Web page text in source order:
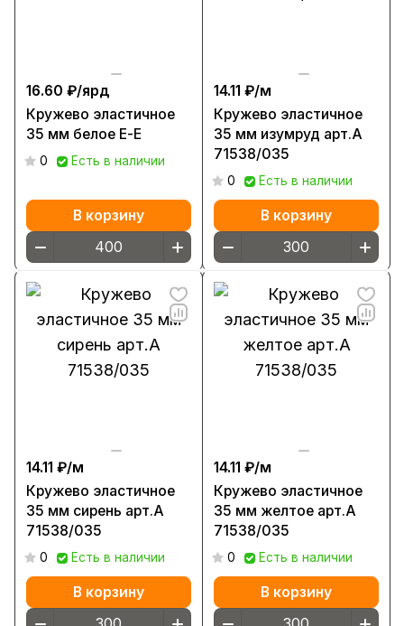
16.60 ₽/ярд
Кружево эластичное
35 мм белое Е-Е
0 Есть в наличии
В корзину
14.11 ₽/м
Кружево эластичное
35 мм изумруд арт.А
71538/035
0 Есть в наличии
В корзину
14.11 ₽/м
Кружево эластичное
35 мм сирень арт.А
71538/035
0 Есть в наличии
В корзину
14.11 ₽/м
Кружево эластичное
35 мм желтое арт.А
71538/035
0 Есть в наличии
В корзину